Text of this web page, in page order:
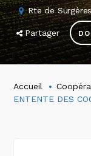
Rte de
Partager
Accueil
ENTENTE DES